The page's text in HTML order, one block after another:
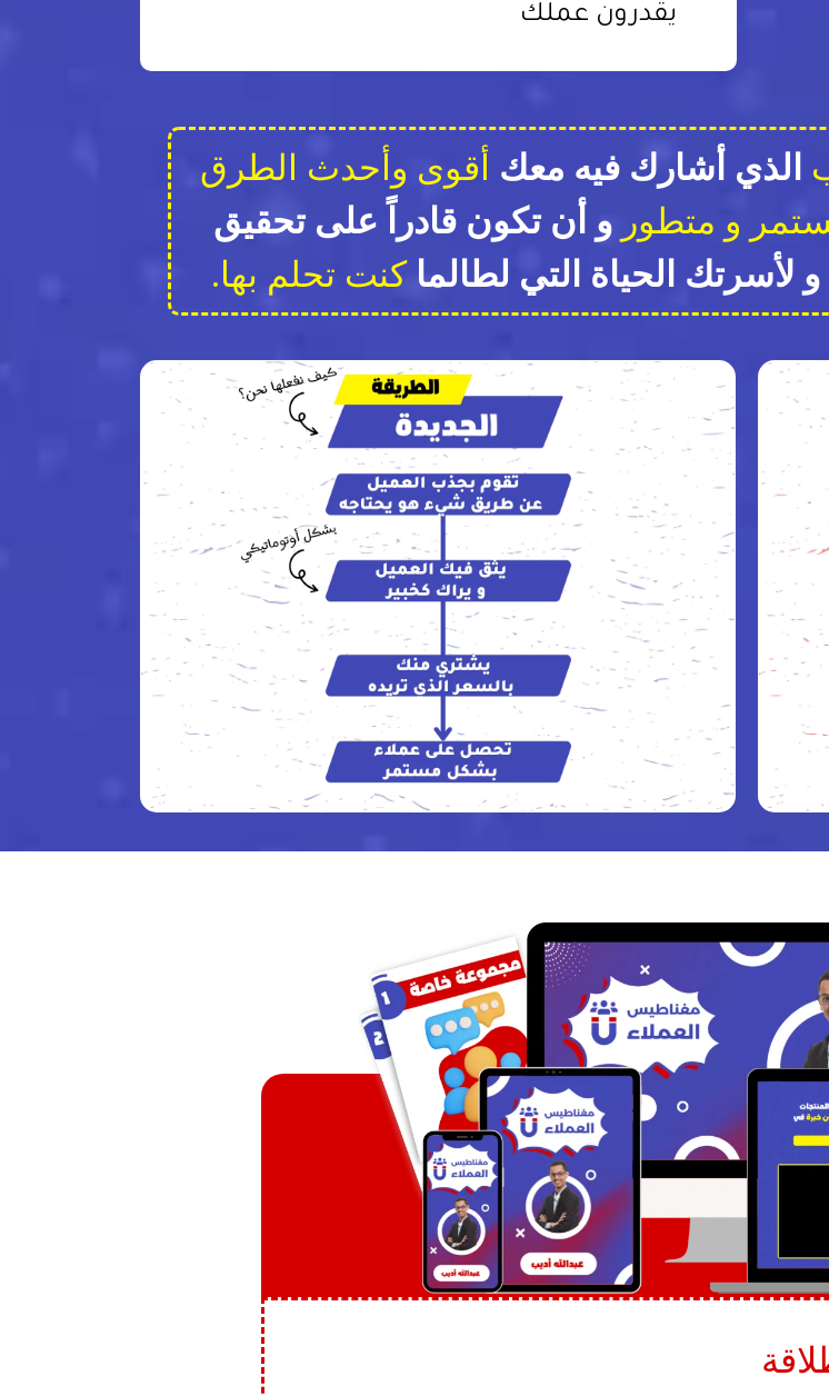
يقدرون عملك
الذي أشارك فيه معك أقوى وأحدث الطرق
و متطورو أن تكون قادراً على تحقيق
لأسرتك الحياة التي لطالماكنت تحلم بها.